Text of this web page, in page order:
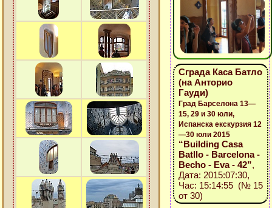
Сграда Каса Батло
(на Анторио
Гауди)
Град Барселона 13—
15, 29 и 30 юли,
Испанска екскурзия 12
—30 юли 2015
“Building Casa
Batllo - Barcelona -
Becho - Eva - 42”,
Дата: 2015:07:30,
Час: 15:14:55 (№ 15
от 30)